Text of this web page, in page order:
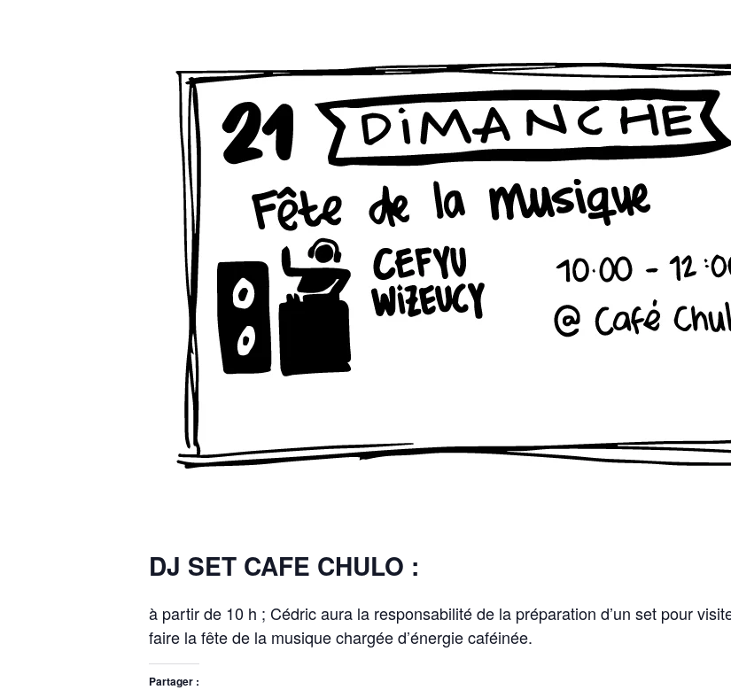
DJ SET CAFE CHULO :
à partir de 10 h ; Cédric aura la responsabilité de la préparation d’un set pour
faire la fête de la musique chargée d’énergie caféinée.
Partager :